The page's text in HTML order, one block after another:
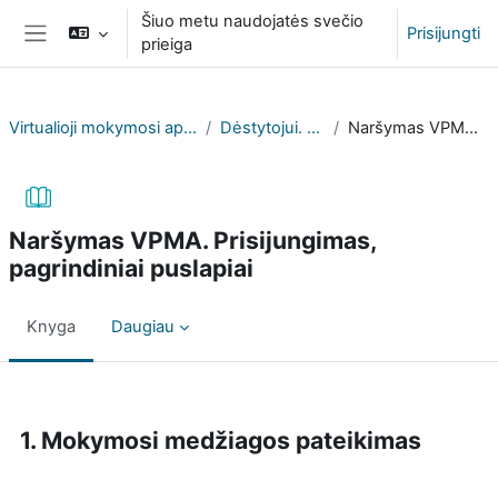
Pereiti į pagrindinį turinį
Šoninis skydelis
Šiuo metu naudojatės svečio
prieiga
Prisijungti
Virtualioji mokymosi aplinka (VPMA) profesinių mokyklų atstovams Dėstytojui. Vadovas ir aktuali informacija Naršymas VPMA. Prisijungimas, pagrindiniai puslapiai
Naršymas VPMA. Prisijungimas,
pagrindiniai puslapiai
Knyga Daugiau
1. Mokymosi medžiagos pateikimas